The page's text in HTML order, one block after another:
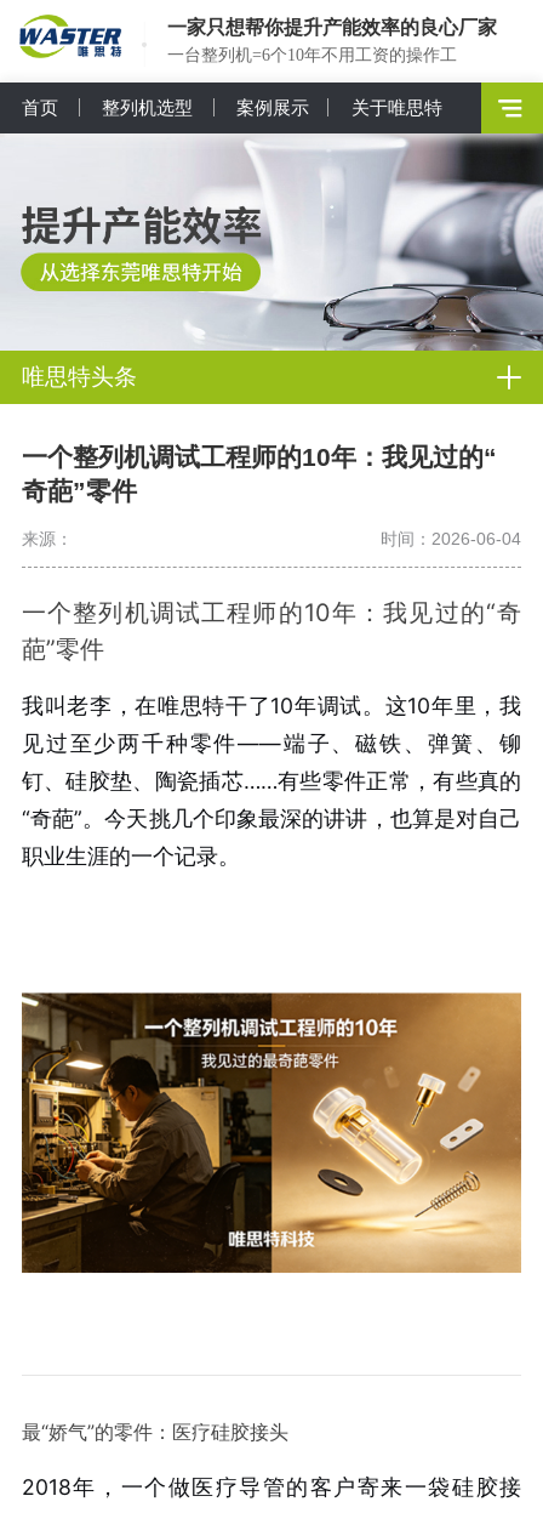
一家只想帮你提升产能效率的良心厂家
一台整列机=6个10年不用工资的操作工
首页 整列机选型 案例展示 关于唯思特
唯思特头条
一个整列机调试工程师的10年：我见过的“​
奇葩”零件
来源： 时间：2026-06-04
一个整列机调试工程师的10年：我见过的“奇
葩”零件
我叫老李，在唯思特干了10年调试。这10年里，我
见过至少两千种零件——端子、磁铁、弹簧、铆
钉、硅胶垫、陶瓷插芯……有些零件正常，有些真的
“奇葩”。今天挑几个印象最深的讲讲，也算是对自己
职业生涯的一个记录。
最“娇气”的零件：医疗硅胶接头
2018年，一个做医疗导管的客户寄来一袋硅胶接